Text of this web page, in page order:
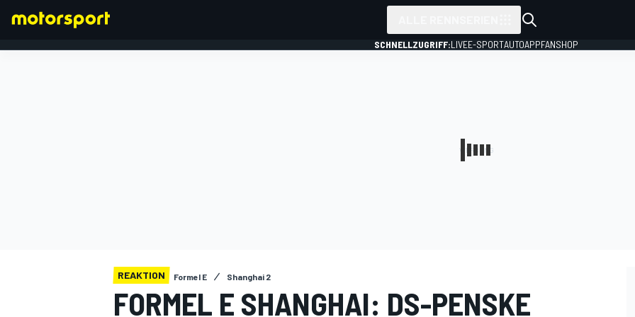
SCHNELLZUGRIFF:LIVEE-SPORTAUTOAPPFANSHOP
REAKTION Formel E Shanghai 2
FORMEL E SHANGHAI: DS-PENSKE